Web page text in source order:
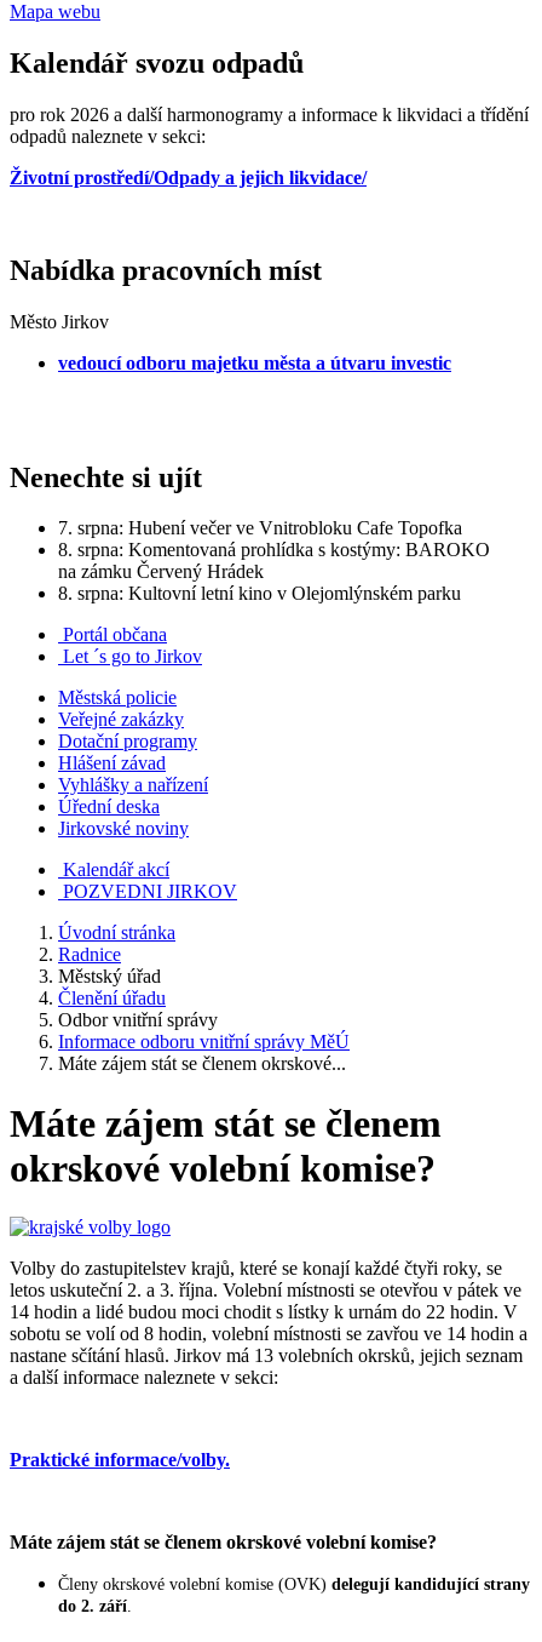
Mapa webu
Kalendář svozu odpadů
pro rok 2026 a další harmonogramy a informace k likvidaci a třídění
odpadů naleznete v sekci:
Životní prostředí/Odpady a jejich likvidace/
Nabídka pracovních míst
Město Jirkov
vedoucí odboru majetku města a útvaru investic
Nenechte si ujít
7. srpna: Hubení večer ve Vnitrobloku Cafe Topofka
8. srpna: Komentovaná prohlídka s kostýmy: BAROKO
na zámku Červený Hrádek
8. srpna: Kultovní letní kino v Olejomlýnském parku
Portál občana
Let ´s go to Jirkov
Městská policie
Veřejné zakázky
Dotační programy
Hlášení závad
Vyhlášky a nařízení
Úřední deska
Jirkovské noviny
Kalendář akcí
POZVEDNI JIRKOV
Úvodní stránka
Radnice
Městský úřad
Členění úřadu
Odbor vnitřní správy
Informace odboru vnitřní správy MěÚ
Máte zájem stát se členem okrskové...
Máte zájem stát se členem
okrskové volební komise?
Volby do zastupitelstev krajů, které se konají každé čtyři roky, se
letos uskuteční 2. a 3. října. Volební místnosti se otevřou v pátek ve
14 hodin a lidé budou moci chodit s lístky k urnám do 22 hodin. V
sobotu se volí od 8 hodin, volební místnosti se zavřou ve 14 hodin a
nastane sčítání hlasů. Jirkov má 13 volebních okrsků, jejich seznam
a další informace naleznete v sekci:
Praktické informace/volby.
Máte zájem stát se členem okrskové volební komise?
Členy okrskové volební komise (OVK) delegují kandidující strany
do 2. září.